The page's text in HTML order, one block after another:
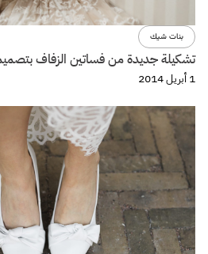
بنات شيك
تشكيلة جديدة من فساتين الزفاف
1 أبريل 2014